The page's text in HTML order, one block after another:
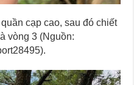
cạp cao, sau đó chiết
vòng 3 (Nguồn: